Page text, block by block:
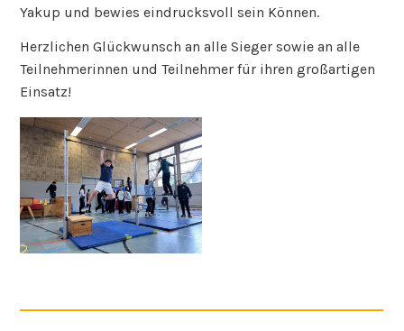
Yakup und bewies eindrucksvoll sein Können.
Herzlichen Glückwunsch an alle Sieger sowie an alle
Teilnehmerinnen und Teilnehmer für ihren großartigen
Einsatz!